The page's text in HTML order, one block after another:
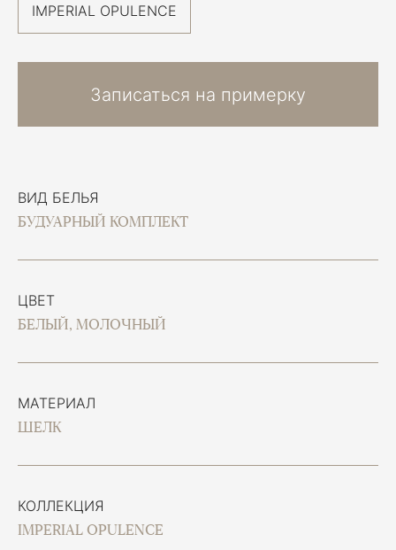
ВИД БЕЛЬЯ
БУДУАРНЫЙ КОМПЛЕКТ
ЦВЕТ
БЕЛЫЙ, МОЛОЧНЫЙ
МАТЕРИАЛ
ШЕЛК
КОЛЛЕКЦИЯ
IMPERIAL OPULENCE
IMPERIAL OPULENCE
Записаться на примерку